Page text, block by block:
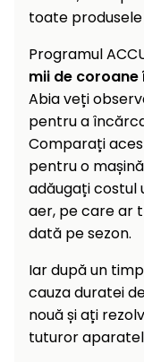
toate produsele
Programul
mii de
Abia veți
pentru a
Comparați
pentru o
adăugați costul
aer, pe care ar
dată pe sezon.
Iar după un
cauza duratei
nouă și ați
tuturor